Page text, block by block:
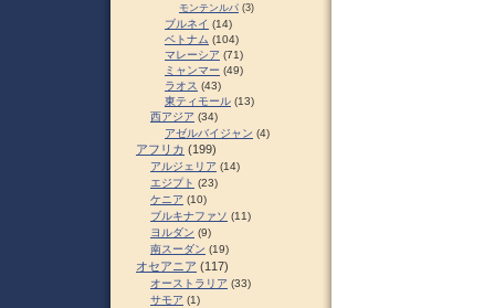
モンテンルパ (3)
ブルネイ (14)
ベトナム (104)
マレーシア (71)
ミャンマー (49)
ラオス (43)
東ティモール (13)
西アジア (34)
アゼルバイジャン (4)
アフリカ (199)
アルジェリア (14)
エジプト (23)
ケニア (10)
ブルキナファソ (11)
ヨルダン (9)
南スーダン (19)
オセアニア (117)
オーストラリア (33)
サモア (1)